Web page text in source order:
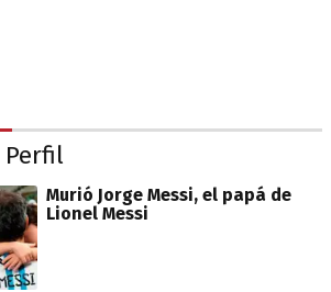
Perfil
Murió Jorge Messi, el papá de
Lionel Messi